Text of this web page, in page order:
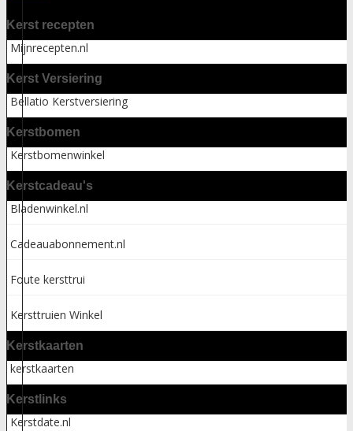
Kerst recepten
Mijnrecepten.nl
Kerst Versiering
Bellatio Kerstversiering
Kerstbomen
Kerstbomenwinkel
Kerstcadeau's
Bladenwinkel.nl
Cadeauabonnement.nl
Foute kersttrui
Kersttruien Winkel
Kerstkaarten
kerstkaarten
Kerstlinks
Kerstdate.nl